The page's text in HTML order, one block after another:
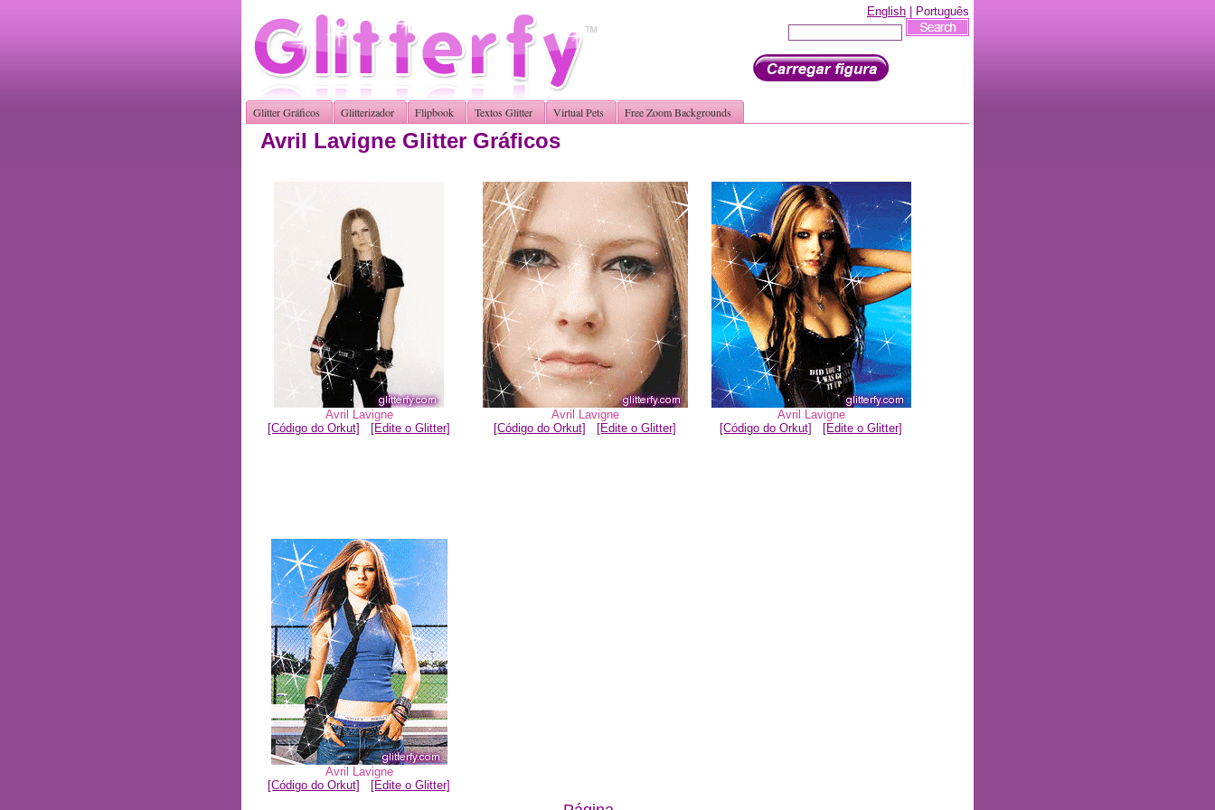
English | Português
Glitter Gráficos Glitterizador Flipbook Textos Glitter Virtual Pets Free Zoom Backgrounds
Avril Lavigne Glitter Gráficos
Avril Lavigne
[Código do Orkut]
[Edite o Glitter]
Avril Lavigne
[Código do Orkut]
[Edite o Glitter]
Avril Lavigne
[Código do Orkut]
[Edite o Glitter]
Avril Lavigne
[Código do Orkut]
[Edite o Glitter]